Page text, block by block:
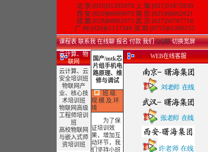
北 京:(010)51292078
上 海:(021)51875830
西 安:(029)86699670 南 京:(025)68662821
成 都:(028)68802075 武 汉:(027)50767718
广 州:(020)61137349 深 圳:(0755)61280252
课程表 联系我 在线聊 报名 付款 我们 QQ聊切换宽屏
云计算、物
联网
云计算、云
安全培训班
物联网产
业、核心技
术培训班
物联网高级
工程师培训
班
高校物联网
与嵌入式师
资培训班
WEB在线客服
国产/mtk芯
片组手机电
路原理、维
修与调试
班.级.
规.模.及.环.
境
为了保
证培训效
果，增加互
动环节，我
们坚持小班